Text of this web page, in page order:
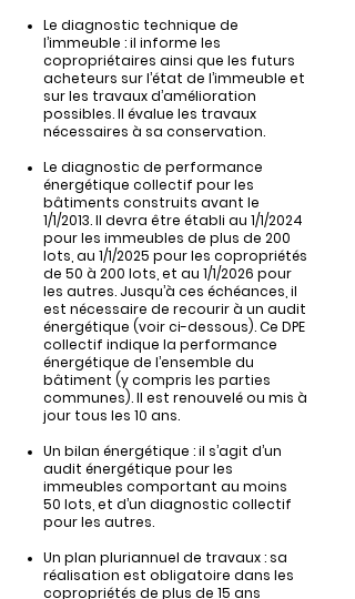
Le diagnostic technique de
l’immeuble : il informe les
copropriétaires ainsi que les futurs
acheteurs sur l’état de l’immeuble et
sur les travaux d’amélioration
possibles. Il évalue les travaux
nécessaires à sa conservation.
Le diagnostic de performance
énergétique collectif pour les
bâtiments construits avant le
1/1/2013. Il devra être établi au 1/1/2024
pour les immeubles de plus de 200
lots, au 1/1/2025 pour les copropriétés
de 50 à 200 lots, et au 1/1/2026 pour
les autres. Jusqu’à ces échéances, il
est nécessaire de recourir à un audit
énergétique (voir ci-dessous). Ce DPE
collectif indique la performance
énergétique de l’ensemble du
bâtiment (y compris les parties
communes). Il est renouvelé ou mis à
jour tous les 10 ans.
Un bilan énergétique : il s’agit d’un
audit énergétique pour les
immeubles comportant au moins
50 lots, et d’un diagnostic collectif
pour les autres.
Un plan pluriannuel de travaux : sa
réalisation est obligatoire dans les
copropriétés de plus de 15 ans